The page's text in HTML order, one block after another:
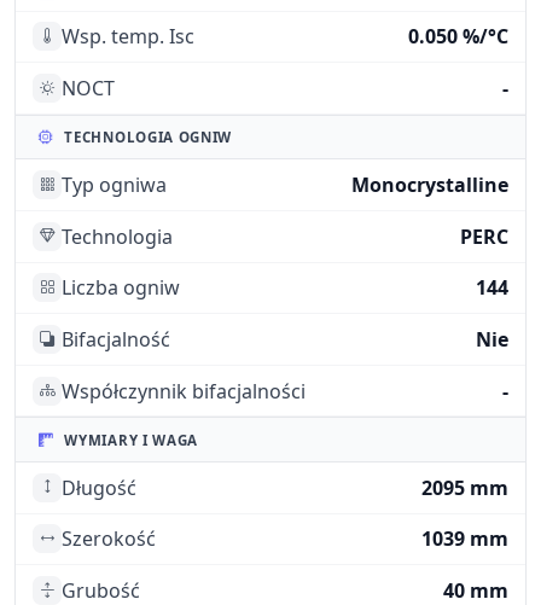
Wsp. temp. Isc
0.050 %/°C
NOCT
-
TECHNOLOGIA OGNIW
Typ ogniwa
Monocrystalline
Technologia
PERC
Liczba ogniw
144
Bifacjalność
Nie
Współczynnik bifacjalności
-
WYMIARY I WAGA
Długość
2095 mm
Szerokość
1039 mm
Grubość
40 mm